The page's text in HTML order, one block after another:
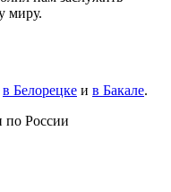
миру.
в Белорецке и в Бакале.
по России